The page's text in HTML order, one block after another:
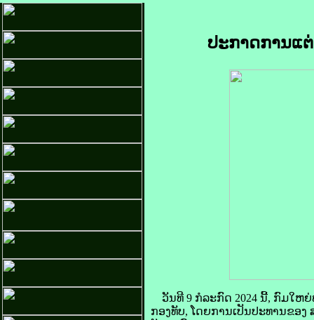
ປະກາດການແ
ວັນທີ 9 ກໍລະກົດ 2024 ນີ້, ກົມໃ
ກອງທັບ, ໂດຍການເປັນປະທານຂອ